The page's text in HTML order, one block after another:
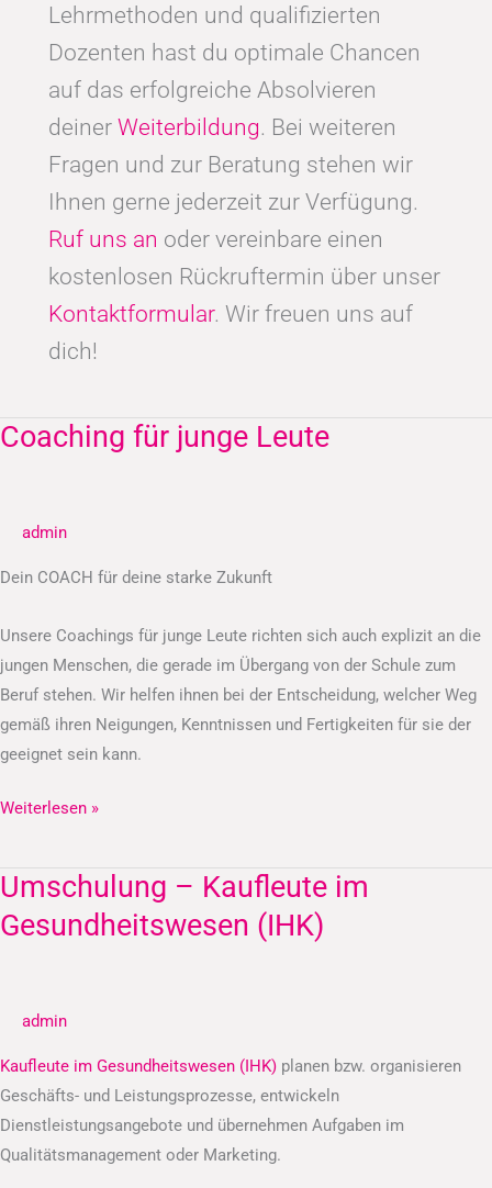
Lehrmethoden und qualifizierten
Dozenten hast du optimale Chancen
auf das erfolgreiche Absolvieren
deiner Weiterbildung. Bei weiteren
Fragen und zur Beratung stehen wir
Ihnen gerne jederzeit zur Verfügung.
Ruf uns an oder vereinbare einen
kostenlosen Rückruftermin über unser
Kontaktformular. Wir freuen uns auf
dich!
Coaching für junge Leute
admin
Dein COACH für deine starke Zukunft
Unsere Coachings für junge Leute richten sich auch explizit an die
jungen Menschen, die gerade im Übergang von der Schule zum
Beruf stehen. Wir helfen ihnen bei der Entscheidung, welcher Weg
gemäß ihren Neigungen, Kenntnissen und Fertigkeiten für sie der
geeignet sein kann.
Coaching
Leute
Weiterlesen »
Umschulung – Kaufleute im
Gesundheitswesen (IHK)
admin
Kaufleute im Gesundheitswesen (IHK) planen bzw. organisieren
Geschäfts- und Leistungsprozesse, entwickeln
Dienstleistungsangebote und übernehmen Aufgaben im
Qualitätsmanagement oder Marketing.
Umschulung
–
Kaufleute
(IHK)